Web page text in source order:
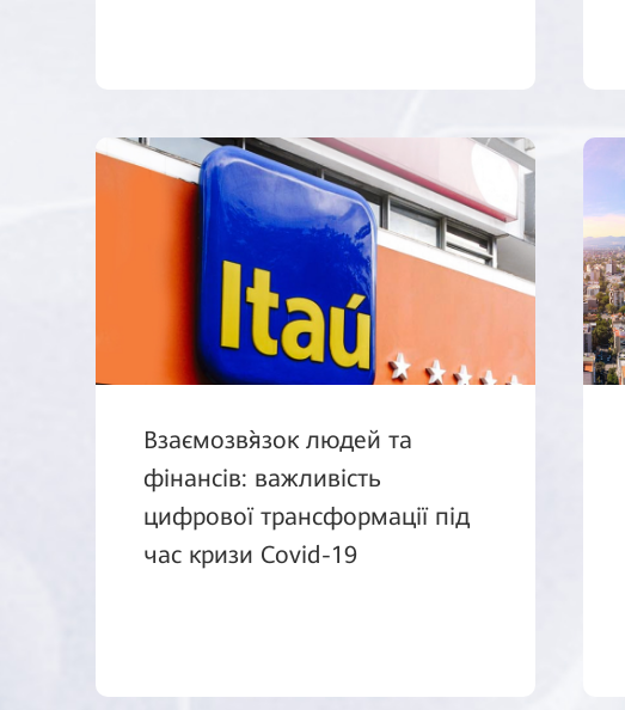
Взаємозв`язок людей та
фінансів: важливість
цифрової трансформації під
час кризи Covid-19